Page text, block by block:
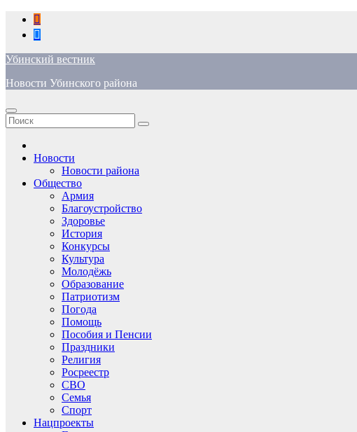
Перейти
содержимому
Убинский вестник
Новости Убинского района
Новости
Новости района
Общество
Армия
Благоустройство
Здоровье
История
Конкурсы
Культура
Молодёжь
Образование
Патриотизм
Погода
Помощь
Пособия и Пенсии
Праздники
Религия
Росреестр
СВО
Семья
Спорт
Нацпроекты